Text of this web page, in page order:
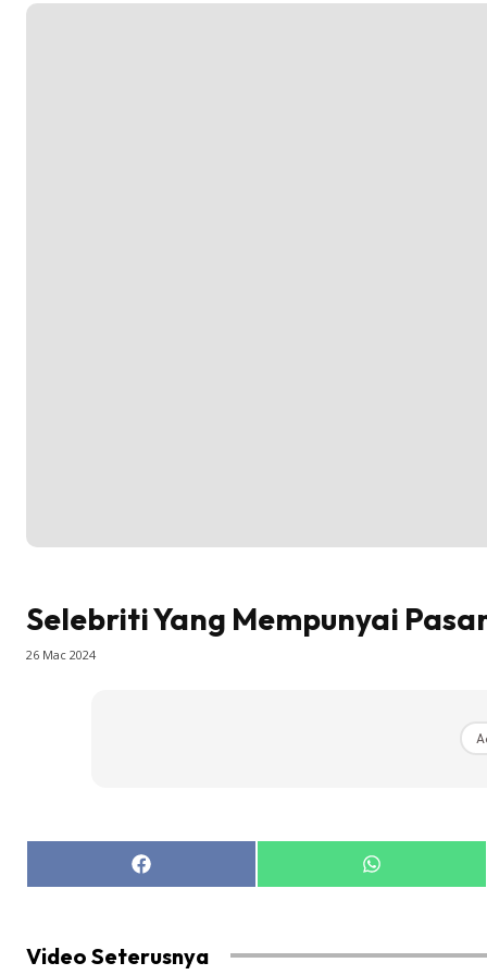
Selebriti Yang Mempunyai
26 Mac 2024
Share
on
Share
on
Video Seterusnya